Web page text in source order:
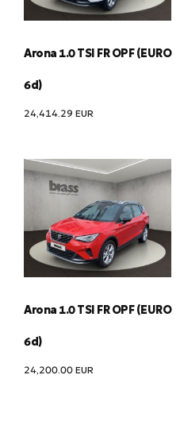
Arona 1.0 TSI FR OPF (EURO
6d)
24,414.29 EUR
Arona 1.0 TSI FR OPF (EURO
6d)
24,200.00 EUR